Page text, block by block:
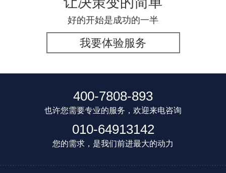
好的开始是成功的一半
我要体验服务
400-7808-893
也许您需要专业的服务，欢迎来电咨询
010-64913142
您的需求，是我们前进最大的动力